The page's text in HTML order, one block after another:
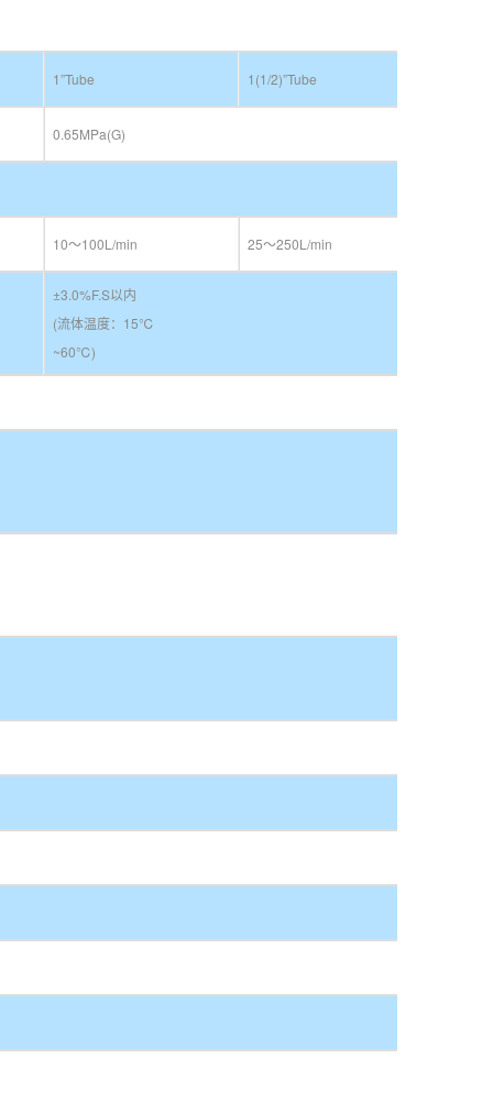
1”Tube 1(1/2)”Tube
0.65MPa(G)
10～100L/min 25～250L/min
±3.0%F.S以内
(流体温度：15℃
~60℃)